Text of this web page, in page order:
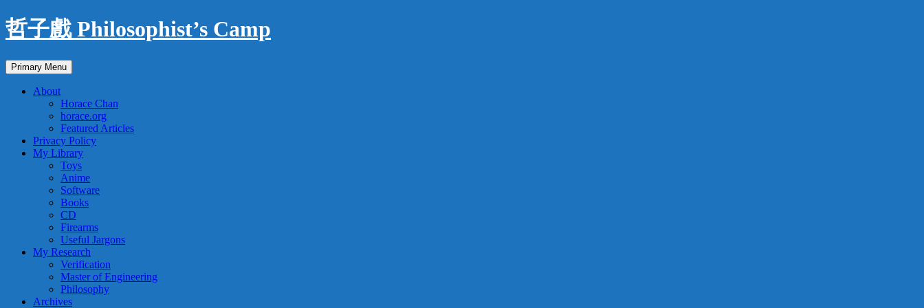
Skip
to
哲子戲 Philosophist’s Camp
Search
Primary Menu
About
Horace Chan
horace.org
Featured Articles
Privacy Policy
My Library
Toys
Anime
Software
Books
CD
Firearms
Useful Jargons
My Research
Verification
Master of Engineering
Philosophy
Archives